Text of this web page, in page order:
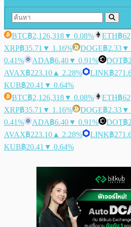
BTC฿2,126,318▼ 0.08% ETH฿
XRP฿35.71 ▼ 1.16% DOGE฿2.33▼
0.41%
ADA฿6.40▼ 0.91% DOT฿
AVAX฿223.10 ▲ 2.28% LINK฿
KUB฿20.41 ▼ 0.64%
BTC฿2,126,318▼ 0.08% ETH฿
XRP฿35.71 ▼ 1.16% DOGE฿2.33▼
0.41%
ADA฿6.40▼ 0.91% DOT฿
AVAX฿223.10 ▲ 2.28% LINK฿
KUB฿20.41 ▼ 0.64%